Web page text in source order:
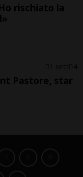
rischiato la
1 sett 4
Pastore, star